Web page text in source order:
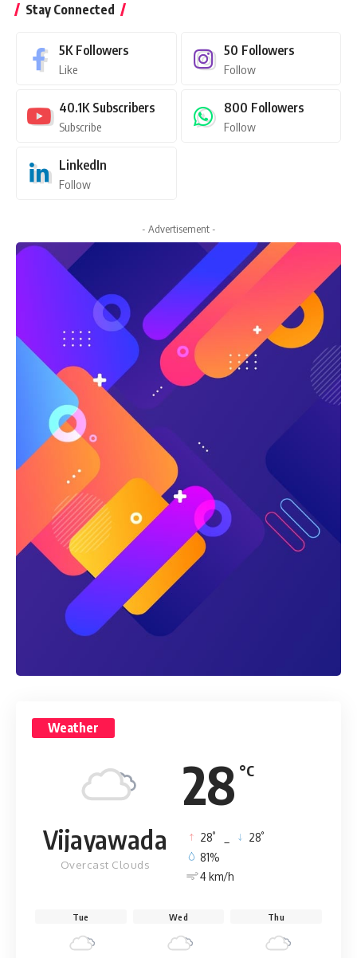
Stay Connected
5K Followers
Like
50 Followers
Follow
40.1K Subscribers
Subscribe
800 Followers
Follow
LinkedIn
Follow
- Advertisement -
Weather
28 °C
Vijayawada
Overcast Clouds
28° 28°
81%
4 km/h
Tue Wed Thu